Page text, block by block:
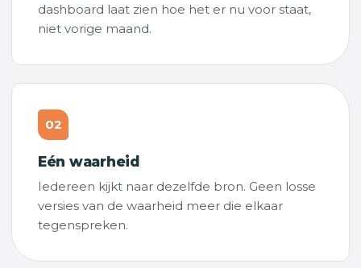
dashboard laat zien hoe het er nu voor staat,
niet vorige maand.
02
Eén waarheid
Iedereen kijkt naar dezelfde bron. Geen losse
versies van de waarheid meer die elkaar
tegenspreken.